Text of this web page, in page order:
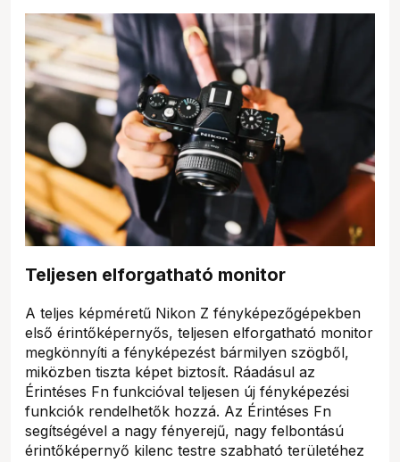
Teljesen elforgatható monitor
A teljes képméretű Nikon Z fényképezőgépekben
első érintőképernyős, teljesen elforgatható monitor
megkönnyíti a fényképezést bármilyen szögből,
miközben tiszta képet biztosít. Ráadásul az
Érintéses Fn funkcióval teljesen új fényképezési
funkciók rendelhetők hozzá. Az Érintéses Fn
segítségével a nagy fényerejű, nagy felbontású
érintőképernyő kilenc testre szabható területéhez